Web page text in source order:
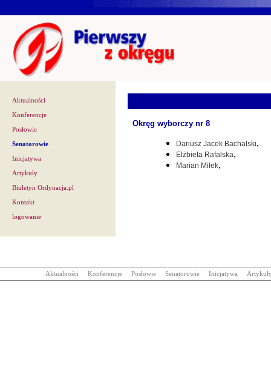
Aktualności
Konferencje
Posłowie
Senatorowie
Inicjatywa
Artykuły
Biuletyn Ordynacja.pl
Kontakt
logowanie
Okręg wyborczy nr 8
Dariusz Jacek Bachalski,
Elżbieta Rafalska,
Marian Miłek,
Aktualności Konferencje Posłowie Senatorowie Inicjatywa